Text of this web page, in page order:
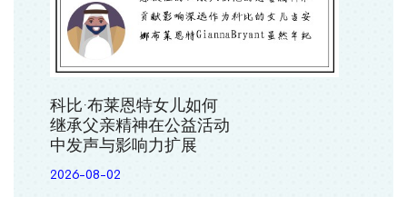
科比·布莱恩特女儿如何
继承父亲精神在公益活动
中发声与影响力扩展
2026-08-02